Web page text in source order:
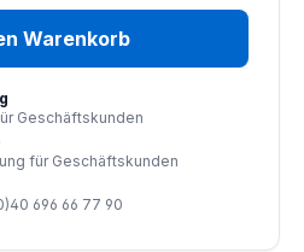
Warenkorb
Geschäftskunden
für Geschäftskunden
696 66 77 90